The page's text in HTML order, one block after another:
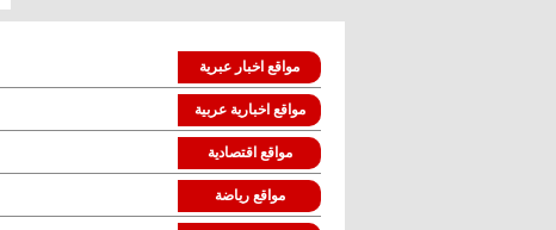
مواقع اخبار عبرية
مواقع اخبارية عربية
مواقع اقتصادية
مواقع رياضة